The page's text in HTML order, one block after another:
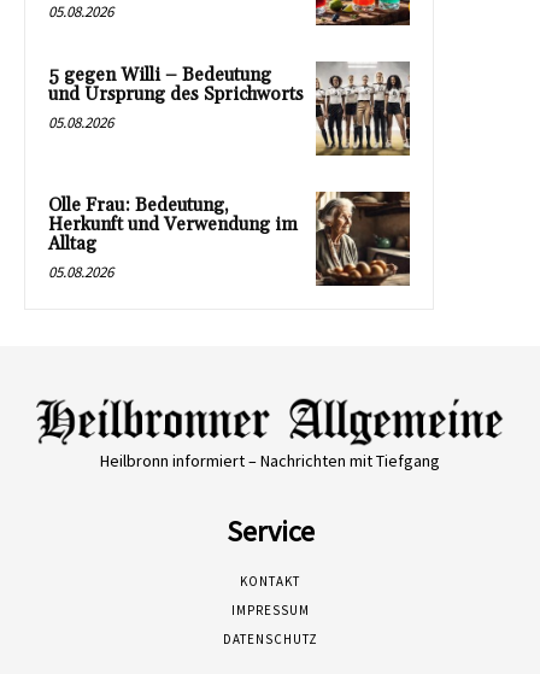
05.08.2026
5 gegen Willi – Bedeutung
und Ursprung des Sprichworts
05.08.2026
Olle Frau: Bedeutung,
Herkunft und Verwendung im
Alltag
05.08.2026
Heilbronn informiert – Nachrichten mit Tiefgang
Service
KONTAKT
IMPRESSUM
DATENSCHUTZ